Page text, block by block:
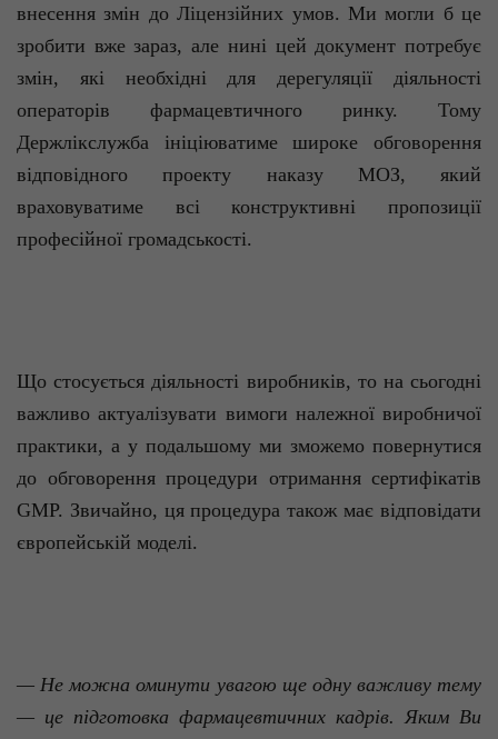
внесення змін до Ліцензійних умов. Ми могли б це
зробити вже зараз, але нині цей документ потребує
змін, які необхідні для дерегуляції діяльності
операторів фармацевтичного ринку. Тому
Держлікслужба ініціюватиме широке обговорення
відповідного проекту наказу МОЗ, який
враховуватиме всі конструктивні пропозиції
професійної громадськості.
Що стосується діяльності виробників, то на сьогодні
важливо актуалізувати вимоги належної виробничої
практики, а у подальшому ми зможемо повернутися
до обговорення процедури отримання сертифікатів
GMP. Звичайно, ця процедура також має відповідати
європейській моделі.
— Не можна оминути увагою ще одну важливу тему
— це підготовка фармацевтичних кад­рів. Яким Ви